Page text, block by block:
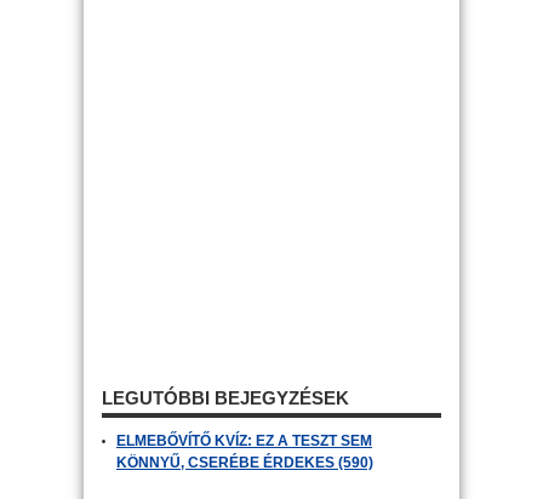
LEGUTÓBBI BEJEGYZÉSEK
ELMEBŐVÍTŐ KVÍZ: EZ A TESZT SEM
KÖNNYŰ, CSERÉBE ÉRDEKES (590)